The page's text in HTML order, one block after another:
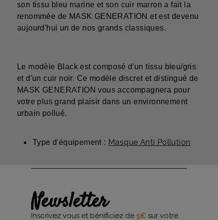
son tissu bleu marine et son cuir marron a fait la
renommée de MASK GENERATION et est devenu
aujourd'hui un de nos grands classiques.
Le modèle Black est composé d'un tissu bleu/gris
et d'un cuir noir. Ce modèle discret et distingué de
MASK GENERATION vous accompagnera pour
votre plus grand plaisir dans un environnement
urbain pollué.
Type d'équipement : Masque Anti Pollution
Newsletter
Inscrivez vous et bénificiez de 5€ sur votre